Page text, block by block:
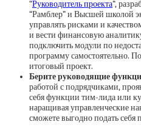
“Руководитель проекта“,
“Рамблер” и Высшей школой
управлять рисками и
и вести финансовую
подключить модули по
программу самостоятельно.
итоговый проект.
Берите руководящие
работой с подрядчиками,
себя функции тим-лида или
наращивая управленческие
сможете выгодно подать себя